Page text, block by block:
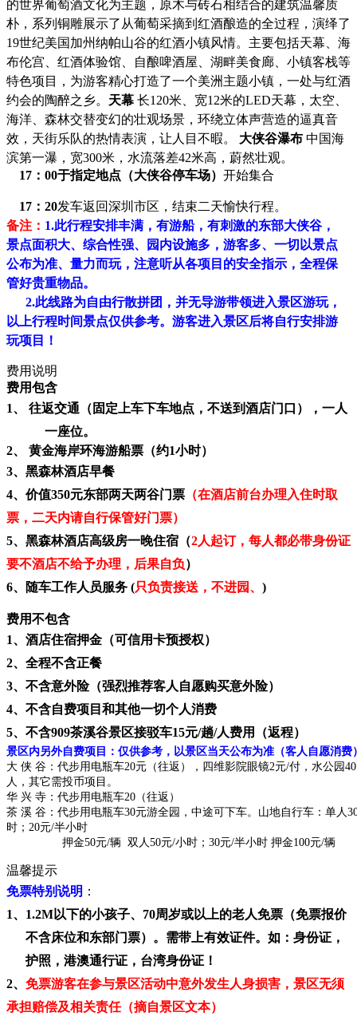
的世界葡萄酒文化为主题，原木与砖石相结合的建筑温馨质
朴，系列铜雕展示了从葡萄采摘到红酒酿造的全过程，演绎了
19世纪美国加州纳帕山谷的红酒小镇风情。主要包括天幕、海
布伦宫、红酒体验馆、自酿啤酒屋、湖畔美食廊、小镇客栈等
特色项目，为游客精心打造了一个美洲主题小镇，一处与红酒
约会的陶醉之乡。 天幕 长120米、宽12米的LED天幕，太空、
海洋、森林交替变幻的壮观场景，环绕立体声营造的逼真音
效，天街乐队的热情表演，让人目不暇。 大侠谷瀑布 中国海
滨第一瀑，宽300米，水流落差42米高，蔚然壮观。
17：00于指定地点（大侠谷停车场） 开始集合
17：20发车返回深圳市区，结束二天愉快行程。
备注： 1.此行程安排丰满，有游船，有刺激的东部大侠谷，
景点面积大、综合性强、园内设施多，游客多、一切以景点
公布为准、量力而玩，注意听从各项目的安全指示，全程保
管好贵重物品。
2.此线路为自由行散拼团，并无导游带领进入景区游玩，
以上行程时间景点仅供参考。游客进入景区后将自行安排游
玩项目！
费用说明
费用包含
1、
往返交通（固定上车下车地点，不送到酒店门口）
，一人
一座位。
2、
黄金海岸环海游船票（约1小时）
3、黑森林酒店早餐
4、价值350元东部两天两谷门票 （在酒店前台办理入住时取
票，二天内请自行保管好门票）
5、黑森林酒店高级房一晚住宿（2人起订，每人都必带身份证
要不酒店不给予办理，后果自负）
6、随车工作人员服务 (只负责接送，不进园、 )
费用不包含
1、酒店住宿押金（可信用卡预授权）
2、全程不含正餐
3、不含意外险（强烈推荐客人自愿购买意外险）
4、 不含自费项目和其他一切个人消费
5、 不含909茶溪谷景区接驳车15元/趟/人费用（返程）
景区内另外自费项目：仅供参考，以景区当天公布为准（客人自愿消费
大 侠 谷：代步用电瓶车20元（往返），四维影院眼镜2元/付，水公园
人，其它需投币项目。
华 兴 寺：代步用电瓶车20（往返）
茶 溪 谷：代步用电瓶车30元游全园，中途可下车。山地自行车：单人
时；20元/半小时
押金50元/辆 双人50元/小时；30元/半小时 押金100元/辆
温馨提示
免票特别说明 ：
1、1.2M以下的小孩子、70周岁或以上的老人免票 （免票报价
不含床位和东部门票） 。需带上有效证件。如：身份证，
护照，港澳通行证，台湾身份证！
2、 免票游客在参与景区活动中意外发生人身损害，景区无须
承担赔偿及相关责任（摘自景区文本）